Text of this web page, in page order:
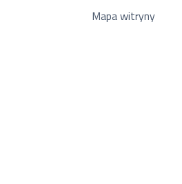
Mapa witryny